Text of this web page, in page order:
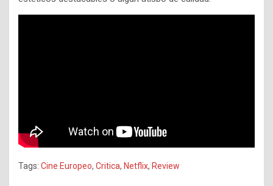
Tags: Cine Europeo, Critica, Netflix, Review